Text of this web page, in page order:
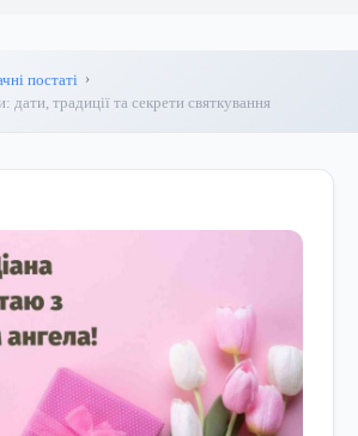
постаті
дати, традиції та секрети святкування